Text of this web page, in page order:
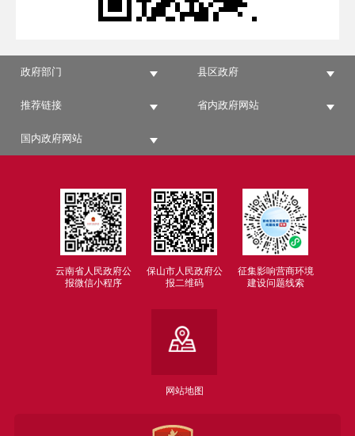
政府部门 县区政府
推荐链接 省内政府网站
国内政府网站
云南省人民政府公
报微信小程序
保山市人民政府公
报二维码
征集影响营商环境
建设问题线索
网站地图